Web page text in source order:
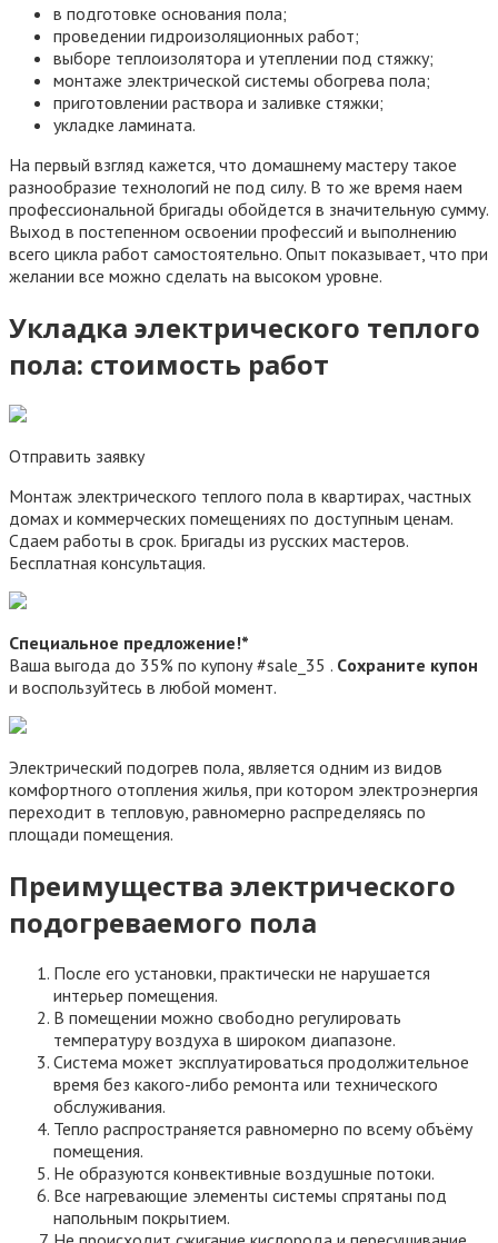
в подготовке основания пола;
проведении гидроизоляционных работ;
выборе теплоизолятора и утеплении под стяжку;
монтаже электрической системы обогрева пола;
приготовлении раствора и заливке стяжки;
укладке ламината.
На первый взгляд кажется, что домашнему мастеру такое
разнообразие технологий не под силу. В то же время наем
профессиональной бригады обойдется в значительную сумму.
Выход в постепенном освоении профессий и выполнению
всего цикла работ самостоятельно. Опыт показывает, что при
желании все можно сделать на высоком уровне.
Укладка электрического теплого
пола: стоимость работ
Отправить заявку
Монтаж электрического теплого пола в квартирах, частных
домах и коммерческих помещениях по доступным ценам.
Сдаем работы в срок. Бригады из русских мастеров.
Бесплатная консультация.
Специальное предложение!*
Ваша выгода до 35% по купону #sale_35 . Cохраните купон
и воспользуйтесь в любой момент.
Электрический подогрев пола, является одним из видов
комфортного отопления жилья, при котором электроэнергия
переходит в тепловую, равномерно распределяясь по
площади помещения.
Преимущества электрического
подогреваемого пола
После его установки, практически не нарушается
интерьер помещения.
В помещении можно свободно регулировать
температуру воздуха в широком диапазоне.
Система может эксплуатироваться продолжительное
время без какого-либо ремонта или технического
обслуживания.
Тепло распространяется равномерно по всему объёму
помещения.
Не образуются конвективные воздушные потоки.
Все нагревающие элементы системы спрятаны под
напольным покрытием.